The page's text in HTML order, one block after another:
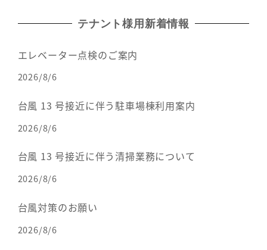
テナント様用新着情報
エレベーター点検のご案内
2026/8/6
台風 13 号接近に伴う駐車場棟利用案内
2026/8/6
台風 13 号接近に伴う清掃業務について
2026/8/6
台風対策のお願い
2026/8/6